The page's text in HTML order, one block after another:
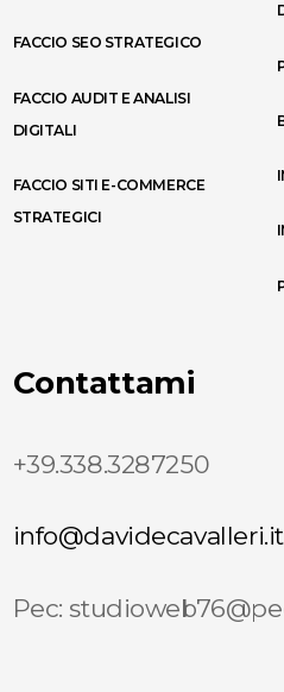
FACCIO SEO STRATEGICO
FACCIO AUDIT E ANALISI
DIGITALI
FACCIO SITI E-COMMERCE
STRATEGICI
Contattami
+39.338.3287250
info@davidecavalleri.it
Pec: